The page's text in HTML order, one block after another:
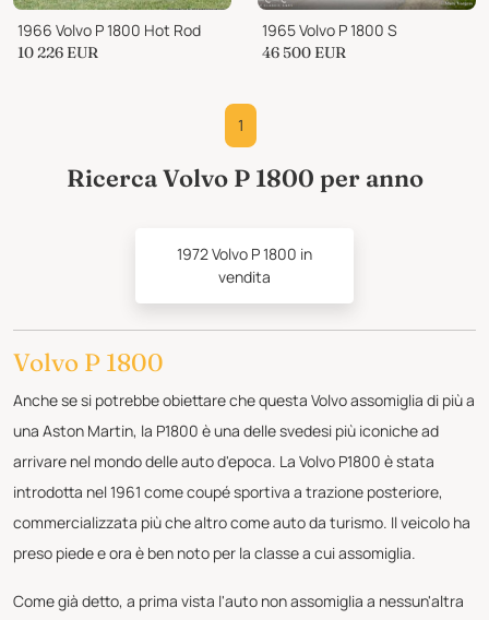
1966 Volvo P 1800 Hot Rod
10 226 EUR
1965 Volvo P 1800 S
46 500 EUR
1
Ricerca Volvo P 1800 per anno
1972 Volvo P 1800 in
vendita
Volvo P 1800
Anche se si potrebbe obiettare che questa Volvo assomiglia di più a
una Aston Martin, la P1800 è una delle svedesi più iconiche ad
arrivare nel mondo delle auto d'epoca. La Volvo P1800 è stata
introdotta nel 1961 come coupé sportiva a trazione posteriore,
commercializzata più che altro come auto da turismo. Il veicolo ha
preso piede e ora è ben noto per la classe a cui assomiglia.
Come già detto, a prima vista l'auto non assomiglia a nessun'altra